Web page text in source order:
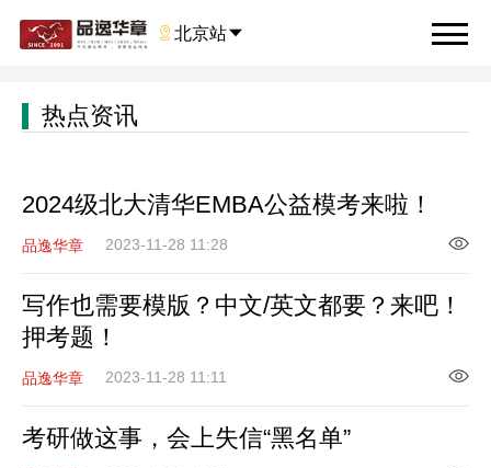
 北京站
热点资讯
2024级北大清华EMBA公益模考来啦！
品逸华章 2023-11-28 11:28
写作也需要模版？中文/英文都要？来吧！
押考题！
品逸华章 2023-11-28 11:11
考研做这事，会上失信“黑名单”